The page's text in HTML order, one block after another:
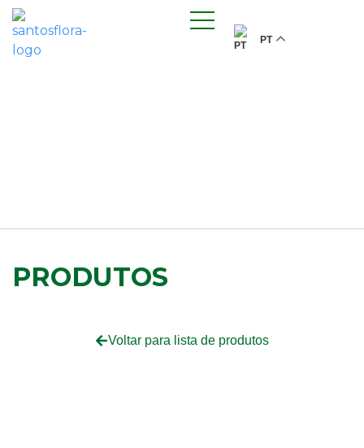
PT
PRODUTOS
Voltar para lista de produtos